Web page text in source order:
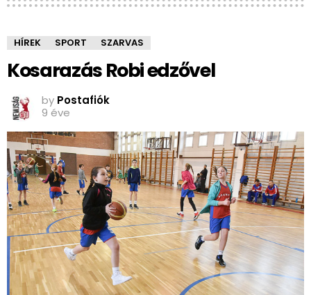
HÍREK SPORT SZARVAS
Kosarazás Robi edzővel
by Postafiók
9 éve